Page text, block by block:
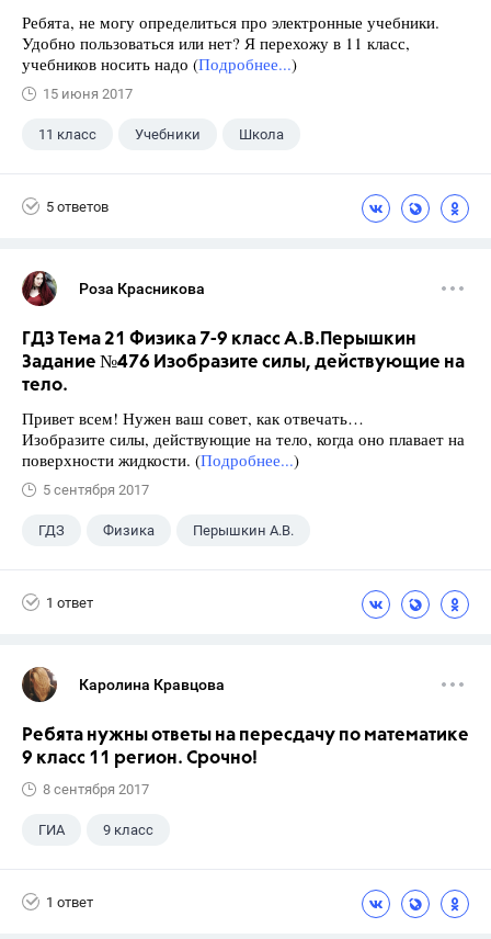
Ребята, не могу определиться про электронные учебники.
Удобно пользоваться или нет? Я перехожу в 11 класс,
учебников носить надо (Подробнее...)
15 июня 2017
11 класс Учебники Школа
5 ответов
Роза Красникова
ГДЗ Тема 21 Физика 7-9 класс А.В.Перышкин
Задание №476 Изобразите силы, действующие на
тело.
Привет всем! Нужен ваш совет, как отвечать…
Изобразите силы, действующие на тело, когда оно плавает на
поверхности жидкости. (Подробнее...)
5 сентября 2017
ГДЗ Физика Перышкин А.В.
1 ответ
Каролина Кравцова
Ребята нужны ответы на пересдачу по математике
9 класс 11 регион. Срочно!
8 сентября 2017
ГИА 9 класс
1 ответ